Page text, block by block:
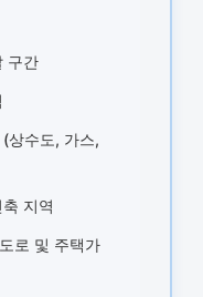
구간
상수도, 가스,
지역
로 및 주택가